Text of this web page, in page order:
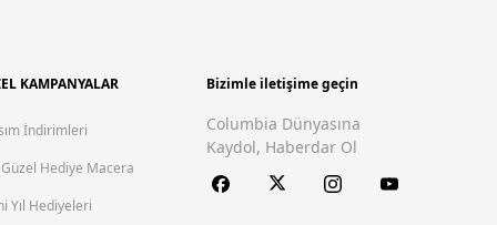
KAMPANYALAR
İndirimleri
Hediye Macera
Yıl Hediyeleri
Bizimle iletişime geçin
Columbia Dünyasına
Kaydol, Haberdar Ol